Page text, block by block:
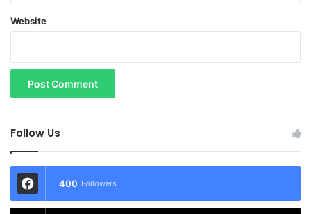
Website
Follow Us
400 Followers